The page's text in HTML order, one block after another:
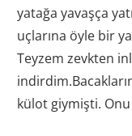
yatağa yavaşça
uçlarına öyle bir
Teyzem zevkten
külot giymişti.